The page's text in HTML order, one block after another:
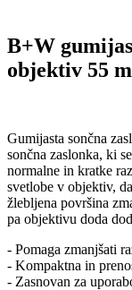
B+W
objektiv 55
Gumijasta sončna
sončna zaslonka, ki
normalne in kratke
svetlobe v objektiv,
žlebljena površina
pa objektivu doda
- Pomaga zmanjšati
- Kompaktna in
- Zasnovan za